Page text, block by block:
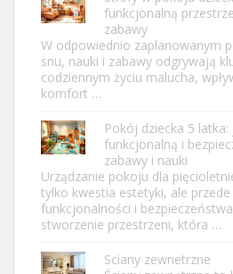
funkcjonalną
zabawy
W odpowiednio zaplanowanym
snu, nauki i zabawy odgrywają
codziennym życiu malucha,
komfort …
Pokój dziecka 5 latka:
funkcjonalną i
zabawy i nauki
Urządzanie pokoju dla
tylko kwestia estetyki, ale
funkcjonalności i
stworzenie przestrzeni, która …
Sciany zewnetrzne